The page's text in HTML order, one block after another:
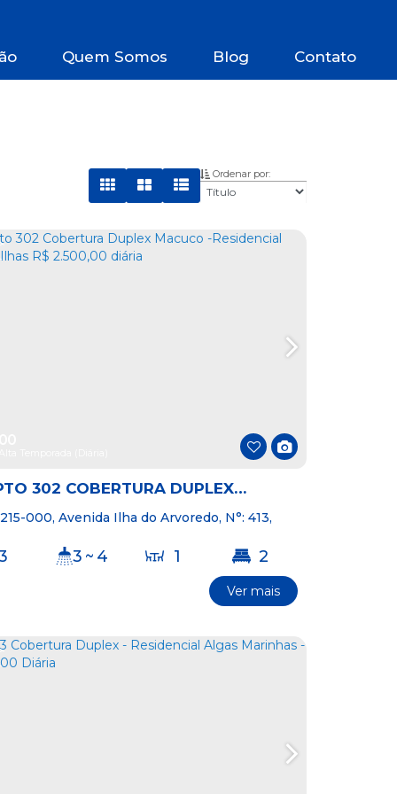
Contato
Blog
Quem Somos
Ordenar por:
302 COBERTURA DUPLEX
-RESIDENCIAL SOLAR DAS ILHAS
000,Avenida Ilha do Arvoredo, N°: 413,
Brasil
3 ~ 4 1 2
Ver mais